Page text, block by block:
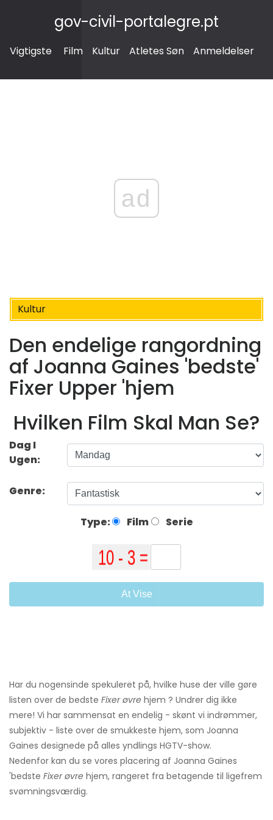
gov-civil-portalegre.pt
Vigtigste Film Kultur Atletes Søn Anmeldelser
ad
Kultur
Den endelige rangordning
af Joanna Gaines 'bedste'
Fixer Upper 'hjem
Hvilken Film Skal Man Se?
Dag I
Ugen:
Genre:
Type: Film Serie
At Vise
Har du nogensinde spekuleret på, hvilke huse der ville gøre
listen over de bedste Fixer øvre hjem ? Undrer dig ikke
mere! Vi har sammensat en endelig - skønt vi indrømmer,
subjektiv - liste over de smukkeste hjem, som Joanna
Gaines designede på alles yndlings HGTV-show.
Nedenfor kan du se vores placering af Joanna Gaines
'bedste Fixer øvre hjem, rangeret fra betagende til ligefrem
svømningsværdig.